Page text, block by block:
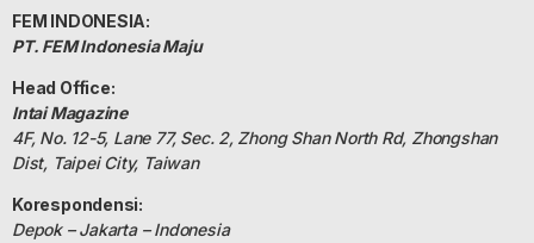
FEM INDONESIA:
PT. FEM Indonesia Maju
Head Office:
Intai Magazine
4F, No. 12-5, Lane 77, Sec. 2, Zhong Shan North Rd, Zhongshan
Dist, Taipei City, Taiwan
Korespondensi:
Depok – Jakarta – Indonesia